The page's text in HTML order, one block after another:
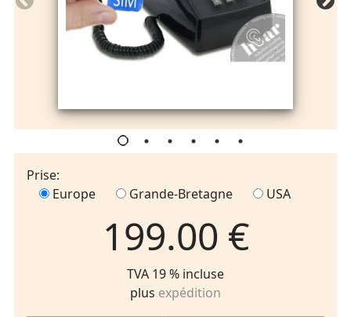
Prise:
Europe
Grande-Bretagne USA
199.00 €
TVA 19 % incluse
plus expédition